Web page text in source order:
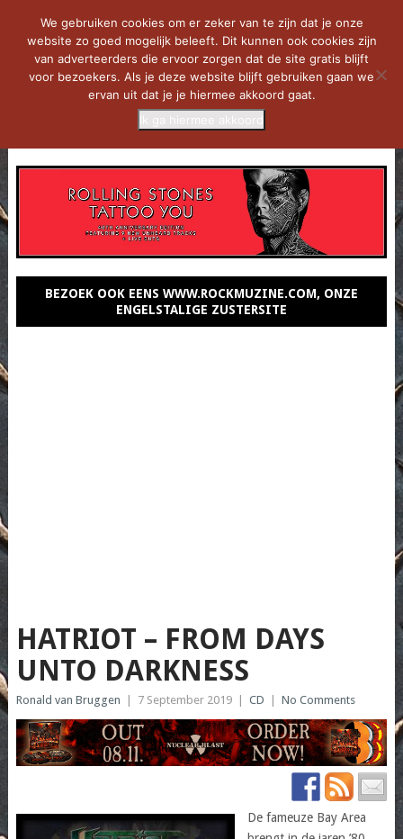
BEZOEK OOK EENS WWW.ROCKMUZINE.COM, ONZE
ENGELSTALIGE ZUSTERSITE
HATRIOT – FROM DAYS
UNTO DARKNESS
Ronald van Bruggen 7 September 2019 CD No Comments
De fameuze Bay Area
We gebruiken cookies om er zeker van te zijn dat je onze
website zo goed mogelijk beleeft. Dit kunnen ook cookies zijn
van adverteerders die ervoor zorgen dat de site gratis blijft
voor bezoekers. Als je deze website blijft gebruiken gaan we
ervan uit dat je je hiermee akkoord gaat.
Ik ga hiermee akkoord